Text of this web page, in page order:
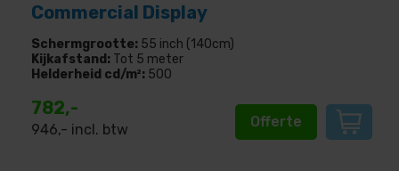
Commercial Display
Schermgrootte: 55 inch (140cm)
Kijkafstand: Tot 5 meter
Helderheid cd/m²: 500
782,-
946,- incl. btw Offerte